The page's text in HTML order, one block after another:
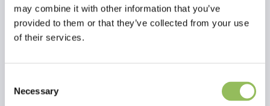
may combine it with other information that you’ve
provided to them or that they’ve collected from your use
of their services.
Selection
Necessary
Eigene Bewertung erstellen